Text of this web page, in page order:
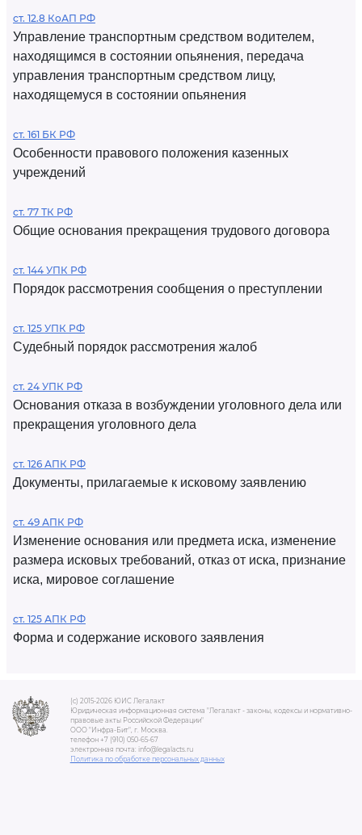
ст. 12.8 КоАП РФ
Управление транспортным средством водителем,
находящимся в состоянии опьянения, передача
управления транспортным средством лицу,
находящемуся в состоянии опьянения
ст. 161 БК РФ
Особенности правового положения казенных
учреждений
ст. 77 ТК РФ
Общие основания прекращения трудового договора
ст. 144 УПК РФ
Порядок рассмотрения сообщения о преступлении
ст. 125 УПК РФ
Судебный порядок рассмотрения жалоб
ст. 24 УПК РФ
Основания отказа в возбуждении уголовного дела или
прекращения уголовного дела
ст. 126 АПК РФ
Документы, прилагаемые к исковому заявлению
ст. 49 АПК РФ
Изменение основания или предмета иска, изменение
размера исковых требований, отказ от иска, признание
иска, мировое соглашение
ст. 125 АПК РФ
Форма и содержание искового заявления
(c) 2015-2026 ЮИС Легалакт
Юридическая информационная система "Легалакт - законы, кодексы и нормативно-
правовые акты Российской Федерации"
ООО "Инфра-Бит", г. Москва.
телефон +7 (910) 050-65-67
электронная почта: info@legalacts.ru
Политика по обработке персональных данных